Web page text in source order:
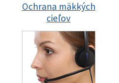
Ochrana mäkkých
cieľov